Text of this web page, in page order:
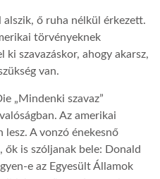
ő ruha nélkül érkezett.
törvényeknek
ki szavazáskor, ahogy akarsz,
van.
„Mindenki szavaz”
Az amerikai
A vonzó énekesnő
is szóljanak bele: Donald
e az Egyesült Államok